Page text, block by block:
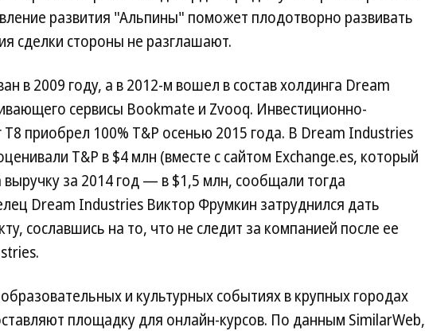
развития "Альпины" поможет плодотворно развивать
сделки стороны не разглашают.
в 2009 году, а в 2012-м вошел в состав холдинга Dream
сервисы Bookmate и Zvooq. Инвестиционно-
Т8 приобрел 100% T&P осенью 2015 года. В Dream Industries
T&P в $4 млн (вместе с сайтом Exchange.es, который
выручку за 2014 год — в $1,5 млн, сообщали тогда
Dream Industries Виктор Фрумкин затруднился дать
сославшись на то, что не следит за компанией после ее
и культурных событиях в крупных городах
площадку для онлайн-курсов. По данным SimilarWeb,